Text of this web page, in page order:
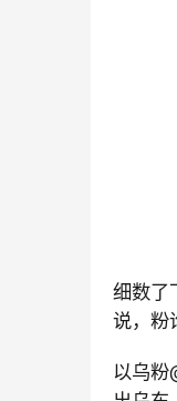
细数了
说，粉
以乌粉